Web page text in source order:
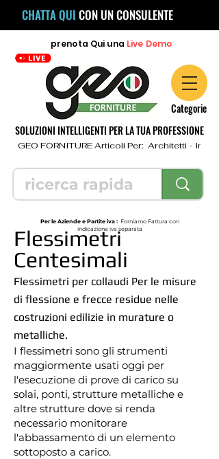
CHATTA QUI CON UN CONSULENTE
prenota Qui una Live Demo
Categorie
SOLUZIONI INTELLIGENTI PER LA TUA PROFESSIONE
GEO FORNITURE Articoli Per:  Architetti -
Per le Aziende e Partite iva : Forniamo Fattura con
indicazione iva separata
Flessimetri
Centesimali
Flessimetri per collaudi Per le misure
di flessione e frecce residue nelle
costruzioni edilizie in murature o
metalliche.
I flessimetri sono gli strumenti
maggiormente usati oggi per
l'esecuzione di prove di carico su
solai, ponti, strutture metalliche e
altre strutture dove si renda
necessario monitorare
l'abbassamento di un elemento
sottoposto a carico.